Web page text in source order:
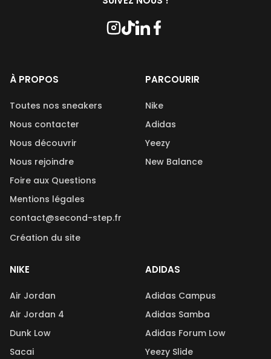
À PROPOS
Toutes nos sneakers
Nous contacter
Nous découvrir
Nous rejoindre
Foire aux Questions
Mentions légales
contact@second-step.fr
Création du site
PARCOURIR
Nike
Adidas
Yeezy
New Balance
NIKE
Air Jordan
Air Jordan 4
Dunk Low
Sacai
ADIDAS
Adidas Campus
Adidas Samba
Adidas Forum Low
Yeezy Slide